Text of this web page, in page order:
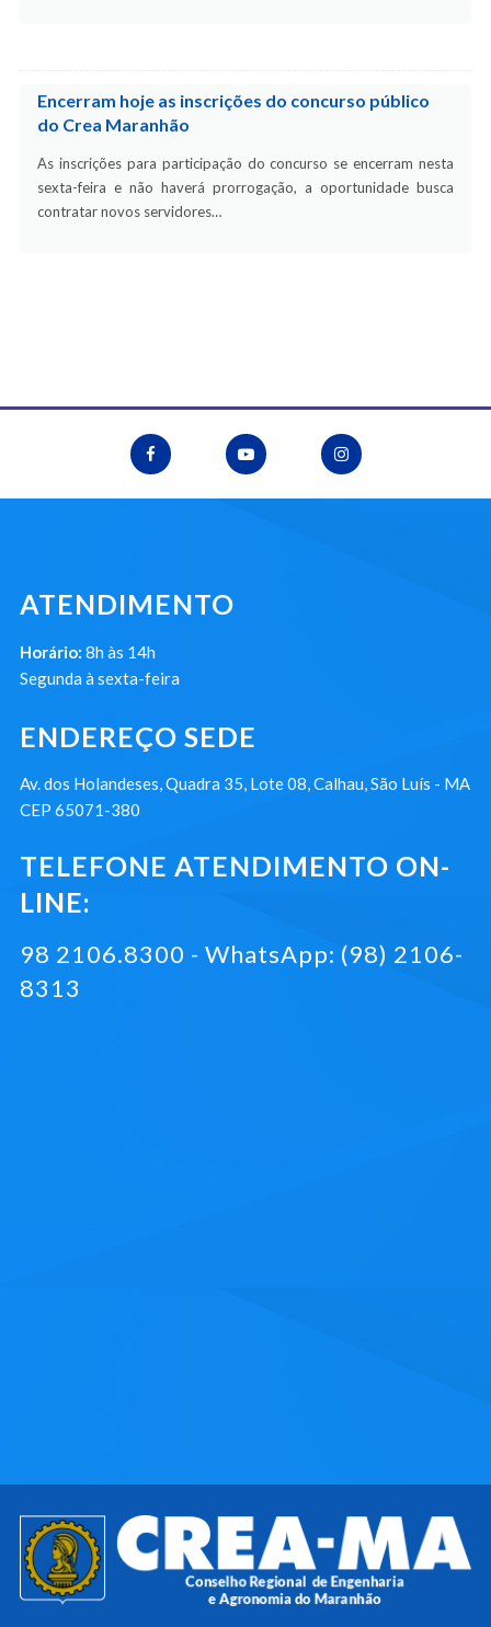
Encerram hoje as inscrições do concurso público
do Crea Maranhão
As inscrições para participação do concurso se encerram nesta
sexta-feira e não haverá prorrogação, a oportunidade busca
contratar novos servidores…
ATENDIMENTO
Horário: 8h às 14h
Segunda à sexta-feira
ENDEREÇO SEDE
Av. dos Holandeses, Quadra 35, Lote 08, Calhau, São Luís - MA
CEP 65071-380
TELEFONE ATENDIMENTO ON-
LINE:
98 2106.8300 - WhatsApp: (98) 2106-
8313